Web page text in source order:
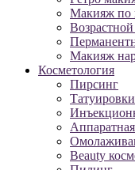
Макияж по
Макияж
Косметология
Пирсинг
Татуировки
Beauty